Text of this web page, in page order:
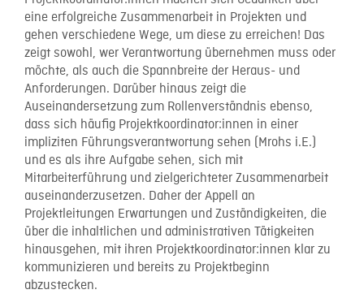
eine erfolgreiche Zusammenarbeit in Projekten und
gehen verschiedene Wege, um diese zu erreichen! Das
zeigt sowohl, wer Verantwortung übernehmen muss oder
möchte, als auch die Spannbreite der Heraus- und
Anforderungen. Darüber hinaus zeigt die
Auseinandersetzung zum Rollenverständnis ebenso,
dass sich häufig Projektkoordinator:innen in einer
impliziten Führungsverantwortung sehen (Mrohs i.E.)
und es als ihre Aufgabe sehen, sich mit
Mitarbeiterführung und zielgerichteter Zusammenarbeit
auseinanderzusetzen. Daher der Appell an
Projektleitungen Erwartungen und Zuständigkeiten, die
über die inhaltlichen und administrativen Tätigkeiten
hinausgehen, mit ihren Projektkoordinator:innen klar zu
kommunizieren und bereits zu Projektbeginn
abzustecken.